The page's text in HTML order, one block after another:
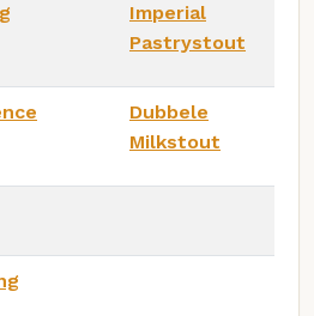
Imperial
Pastrystout
Dubbele
Milkstout